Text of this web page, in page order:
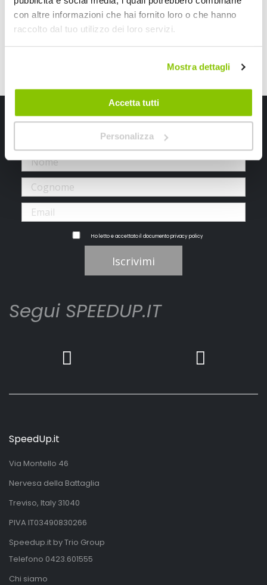
con altre informazioni che hai fornito loro o che hanno
raccolto dal tuo utilizzo dei loro servizi.
Mostra dettagli
Accetta tutti
Personalizza
Iscriviti alla newsletter Speedup
Ricevi subito uno sconto del 10% per il tuo primo acquisto online!
Ho letto e accettato il documentoprivacy policy
Iscrivimi
Segui SPEEDUP.IT
SpeedUp.it
Via Montello 46
Nervesa della Battaglia
Treviso, Italy 31040
PIVA IT03490830266
Speedup.it by Trio Group
Telefono 0423.601555
Chi siamo